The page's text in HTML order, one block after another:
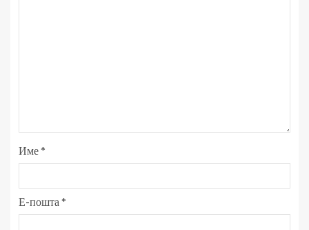
Име*
Е-пошта *